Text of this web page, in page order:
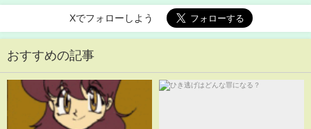
Xでフォローしよう
おすすめの記事